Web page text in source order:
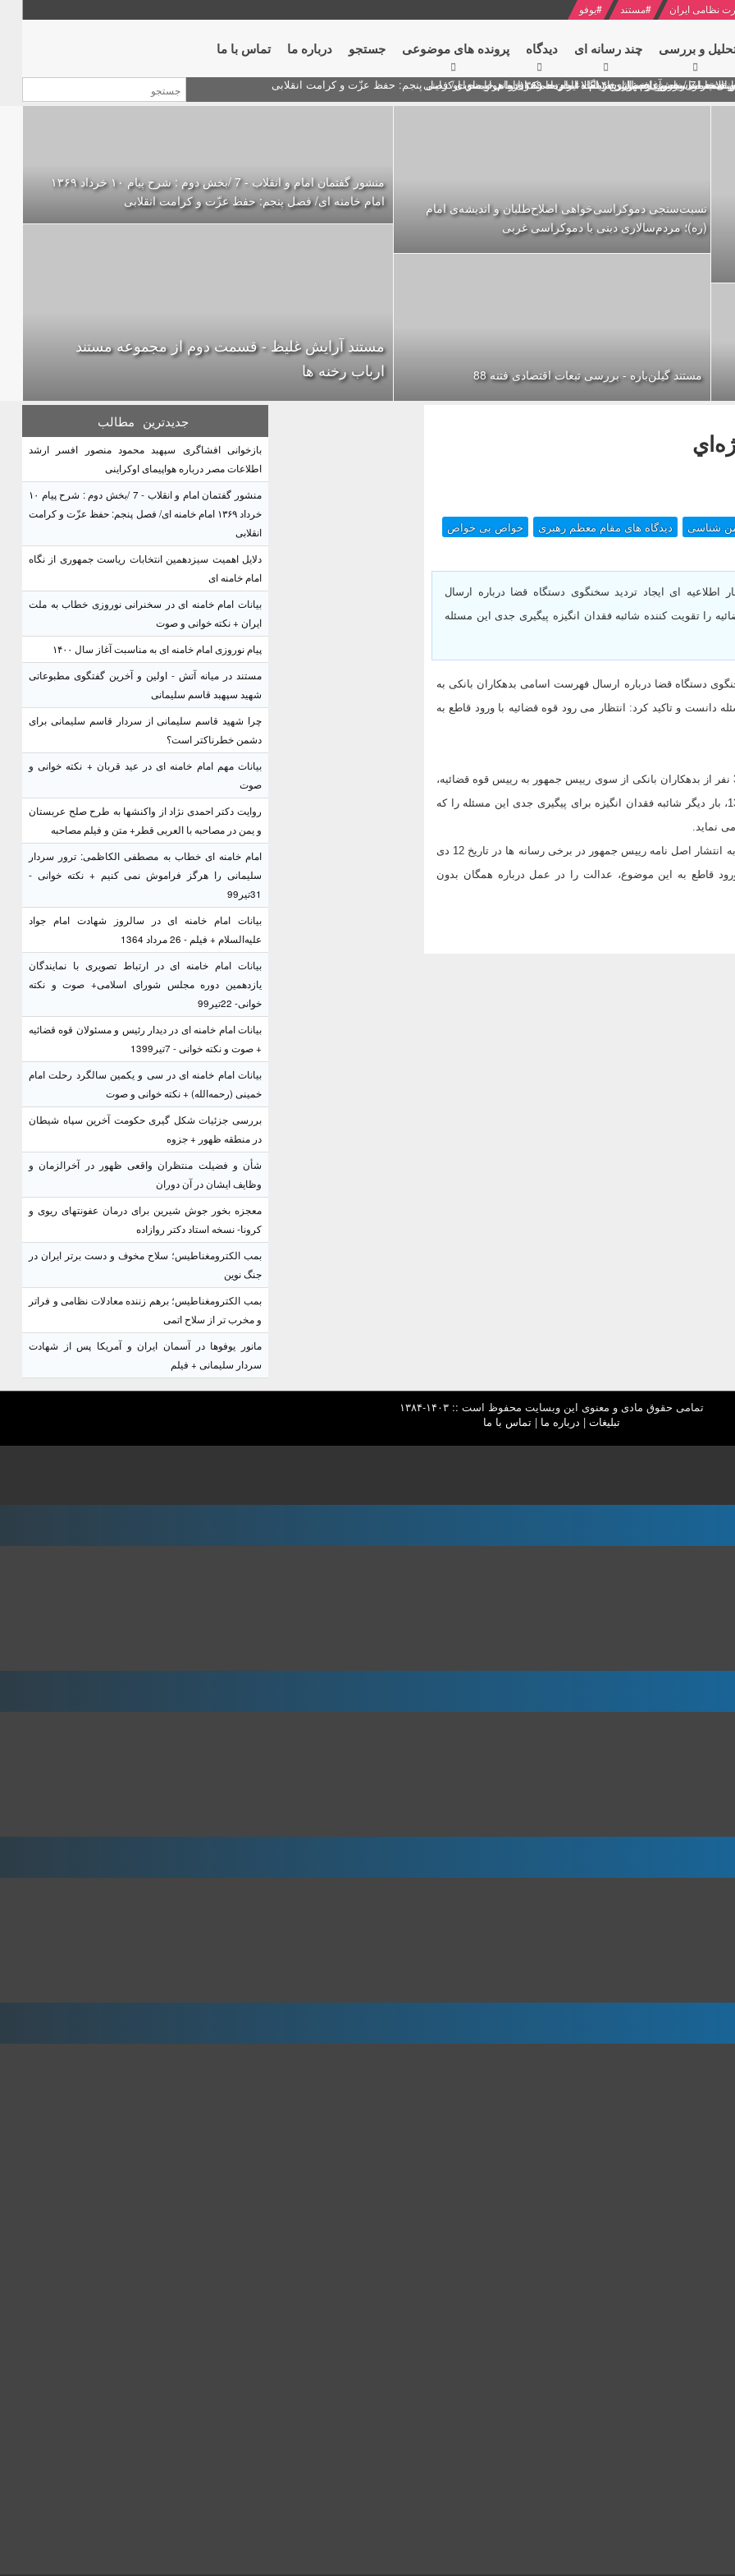
نظامی ایران #مستند #یوفو
و بررسی چند رسانه ای دیدگاه‌ پرونده های موضوعی جستجو درباره ما تماس با ما
پنجم: حفظ عزّت و کرامت انقلابی
محمود منصور افسر ارشد اطلاعات مصر درباره هواپیمای اوکراینی
انتخابات ریاست جمهوری از نگاه امام خامنه ای
در سخنرانی نوروزی خطاب به ملت ایران + نکته خوانی و صوت
به مناسبت آغاز سال ۱۴۰۰
نسبت‌سنجی دموکراسی‌خواهی اصلاح‌طلبان و اندیشه‌ی امام
(ره)؛ مردم‌سالاری دینی یا دموکراسی غربی
مستند گیلن‌باره - بررسی تبعات اقتصادی فتنه 88
منشور گفتمان امام و انقلاب - 7 /بخش دوم : شرح پیام ۱۰ خرداد ۱۳۶۹
امام خامنه ای/ فصل پنجم: حفظ عزّت و کرامت انقلابی
مستند آرایش غلیظ - قسمت دوم از مجموعه مستند
ارباب رخنه ها
شناسی دیدگاه های مقام معظم رهبری
خواص بی خواص
اطلاعیه ای ایجاد تردید سخنگوی دستگاه قضا درباره ارسال
را تقویت کننده شائبه فقدان انگیزه پیگیری جدی این مسئله
دستگاه قضا درباره ارسال فهرست اسامی بدهکاران بانکی به
دانست و تاکید کرد: انتظار می رود قوه قضائیه با ورود قاطع به
ایجاد تردید و شبهه سخنگوی دستگاه قضا درباره ارسال فهرست اسامی 300 نفر از بدهکاران بانکی از سوی رییس جمهور به رییس قوه قضائیه،
با وجود تصریح وی به دریافت این لیست در نشست خبری 22 فروردین 1391، بار دیگر شائبه فقدان انگیزه برای پیگیری جدی این مسئله را که
نماید.
مرکز روابط عمومی ریاست جمهوری بر این اساس تاکید می کند، با استناد به انتشار اصل نامه رییس جمهور در برخی رسانه ها در تاریخ 12 دی
ورود قاطع به این موضوع، عدالت را در عمل درباره همگان بدون
جدیدترین مطالب
بازخوانی افشاگری سپهبد محمود منصور افسر ارشد
اطلاعات مصر درباره هواپیمای اوکراینی
منشور گفتمان امام و انقلاب - 7 /بخش دوم : شرح پیام ۱۰
خرداد ۱۳۶۹ امام خامنه ای/ فصل پنجم: حفظ عزّت و کرامت
انقلابی
دلایل اهمیت سیزدهمین انتخابات ریاست جمهوری از نگاه
امام خامنه ای
بیانات امام خامنه ای در سخنرانی نوروزی خطاب به ملت
ایران + نکته خوانی و صوت
پیام نوروزی امام خامنه ای به مناسبت آغاز سال ۱۴۰۰
مستند در میانه آتش - اولین و آخرین گفتگوی مطبوعاتی
شهید سپهبد قاسم سلیمانی
چرا شهید قاسم سلیمانی از سردار قاسم سلیمانی برای
دشمن خطرناکتر است؟
بیانات مهم امام خامنه ای در عید قربان + نکته خوانی و
صوت
روایت دکتر احمدی نژاد از واکنشها به طرح صلح عربستان
و یمن در مصاحبه با العربی قطر+ متن و فیلم مصاحبه
امام خامنه ای خطاب به مصطفی الکاظمی: ترور سردار
سلیمانی را هرگز فراموش نمی کنیم + نکته خوانی -
31تیر99
بیانات امام خامنه ای در سالروز شهادت امام جواد
علیه‌السلام + فیلم - 26 مرداد 1364
بیانات امام خامنه ای در ارتباط تصویری با نمایندگان
یازدهمین دوره مجلس شورای اسلامی+ صوت و نکته
خوانی- 22تیر99
بیانات امام خامنه ای در دیدار رئیس و مسئولان قوه قضائیه
+ صوت و نکته خوانی - 7تیر1399
بیانات امام خامنه ای در سی و یکمین سالگرد رحلت امام
خمینی (رحمه‌الله) + نکته خوانی و صوت
بررسی جزئیات شکل گیری حکومت آخرین سپاه شیطان
در منطقه ظهور + جزوه
شأن و فضیلت منتظران واقعی ظهور در آخرالزمان و
وظایف ایشان در آن دوران
معجزه بخور جوش شیرین برای درمان عفونتهای ریوی و
کرونا- نسخه استاد دکتر روازاده
بمب الکترومغناطیس؛ سلاح مخوف و دست برتر ایران در
جنگ نوین
بمب الکترومغناطیس؛ برهم زننده معادلات نظامی و فراتر
و مخرب تر از سلاح اتمی
مانور یوفوها در آسمان ایران و آمریکا پس از شهادت
سردار سلیمانی + فیلم
تمامی حقوق مادی و معنوی این وبسایت محفوظ است :: ۱۴۰۳-۱۳۸۴
تبلیغات | درباره ما |تماس با ما